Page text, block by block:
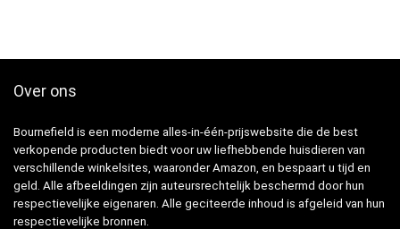
Over ons
Bournefield is een moderne alles-in-één-prijswebsite die de best
verkopende producten biedt voor uw liefhebbende huisdieren van
verschillende winkelsites, waaronder Amazon, en bespaart u tijd en
geld. Alle afbeeldingen zijn auteursrechtelijk beschermd door hun
respectievelijke eigenaren. Alle geciteerde inhoud is afgeleid van hun
respectievelijke bronnen.